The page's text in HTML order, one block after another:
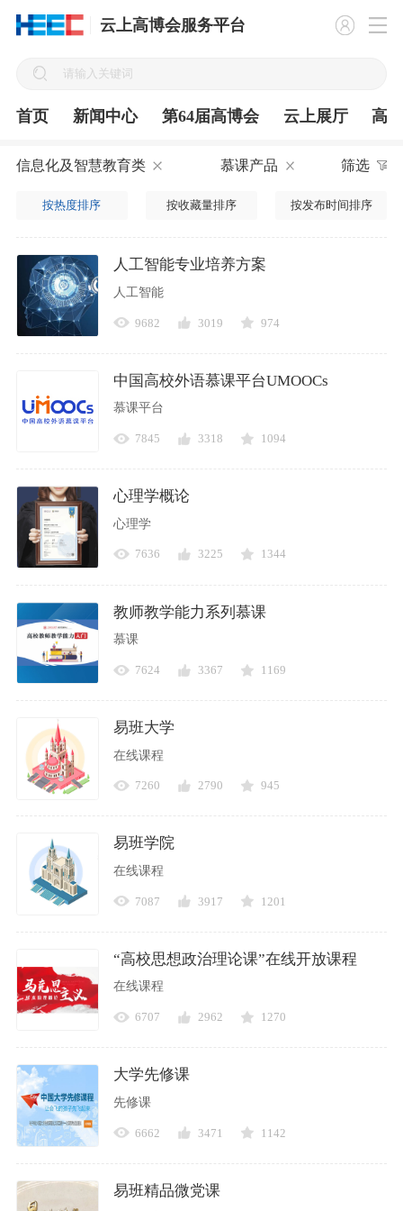
云上高博会服务平台
首页 新闻中心 第64届高博会 云上展厅 高
信息化及智慧教育类 慕课产品 筛选
按热度排序 按收藏量排序 按发布时间排序
人工智能专业培养方案
人工智能
9682 3019 974
中国高校外语慕课平台UMOOCs
慕课平台
7845 3318 1094
心理学概论
心理学
7636 3225 1344
教师教学能力系列慕课
慕课
7624 3367 1169
易班大学
在线课程
7260 2790 945
易班学院
在线课程
7087 3917 1201
“高校思想政治理论课”在线开放课程
在线课程
6707 2962 1270
大学先修课
先修课
6662 3471 1142
易班精品微党课